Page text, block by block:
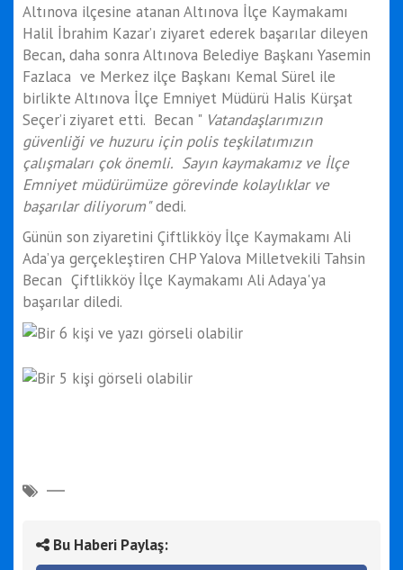
Altınova ilçesine atanan Altınova İlçe Kaymakamı
Halil İbrahim Kazar’ı ziyaret ederek başarılar dileyen
Becan, daha sonra Altınova Belediye Başkanı Yasemin
Fazlaca ve Merkez ilçe Başkanı Kemal Sürel ile
birlikte Altınova İlçe Emniyet Müdürü Halis Kürşat
Seçer’i ziyaret etti. Becan " Vatandaşlarımızın
güvenliği ve huzuru için polis teşkilatımızın
çalışmaları çok önemli. Sayın kaymakamız ve İlçe
Emniyet müdürümüze görevinde kolaylıklar ve
başarılar diliyorum"dedi.
Günün son ziyaretini Çiftlikköy İlçe Kaymakamı Ali
Ada’ya gerçekleştiren CHP Yalova Milletvekili Tahsin
Becan Çiftlikköy İlçe Kaymakamı Ali Adaya'ya
başarılar diledi.
Bu Haberi Paylaş: